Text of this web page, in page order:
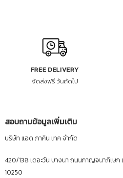
FREE DELIVERY
จัดส่งฟรี วันถัดไป
สอบถามข้อมูลเพิ่มเติม
บริษัท แอด ภาคิน เทค จำกัด
420/138 เดอะวัน บางนา ถนนกาญจนาภิเษก
10250